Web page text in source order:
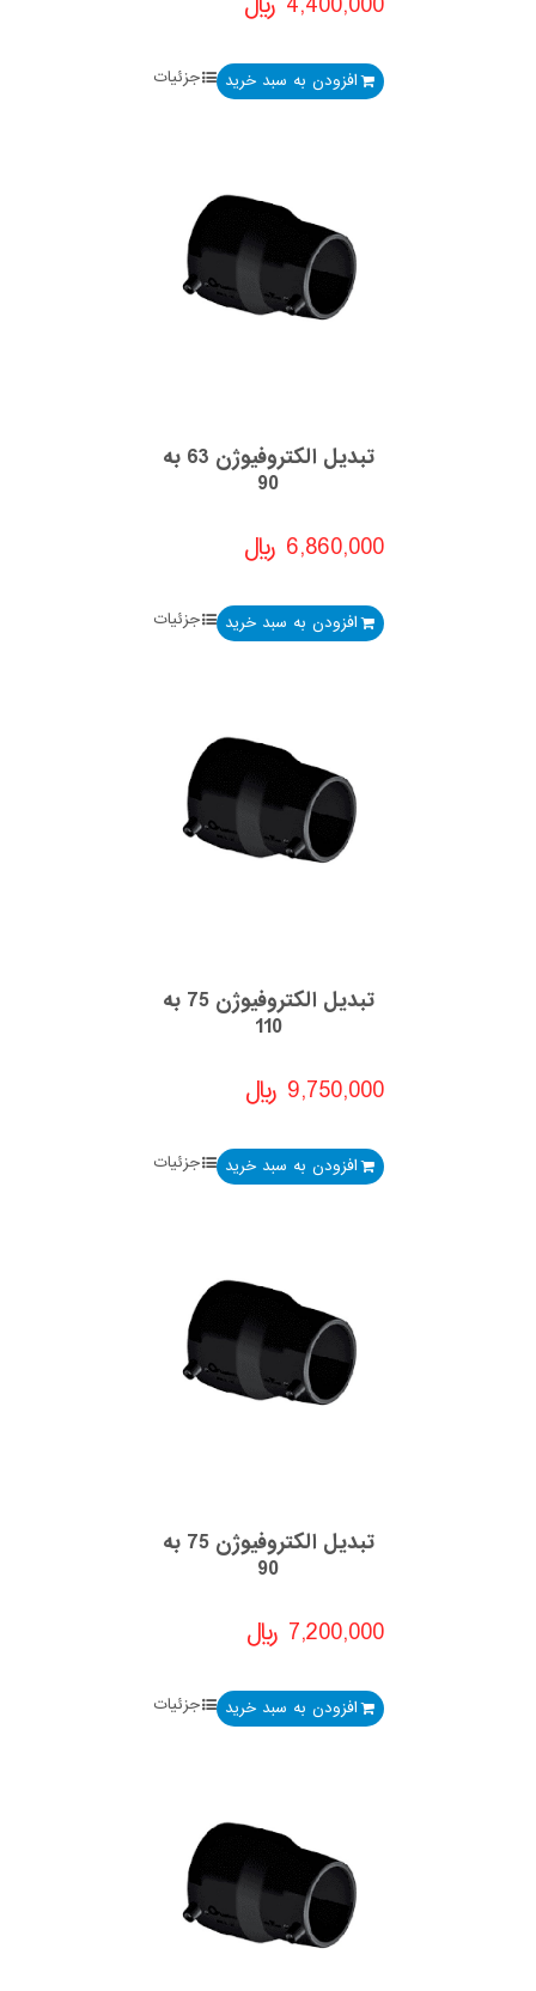
افزودن به سبد خرید جزئیات
تبدیل الکتروفیوژن 63 به
90
﷼ 6,860,000
افزودن به سبد خرید جزئیات
تبدیل الکتروفیوژن 75 به
110
﷼ 9,750,000
افزودن به سبد خرید جزئیات
تبدیل الکتروفیوژن 75 به
90
﷼ 7,200,000
افزودن به سبد خرید جزئیات